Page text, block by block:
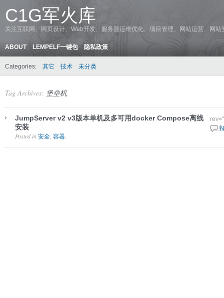
C1G军火库
关注互联网、网页设计、Web开发、服务器运维优化、项目管理、网站运营、网
ABOUT LEMPELF一键包 隐私政策
Categories: 其它 技术 未分类
Tag Archives: 堡垒机
JumpServer v2 v3版本单机及多可用docker Compose离线
安装
12 4
Posted in 安全 容器